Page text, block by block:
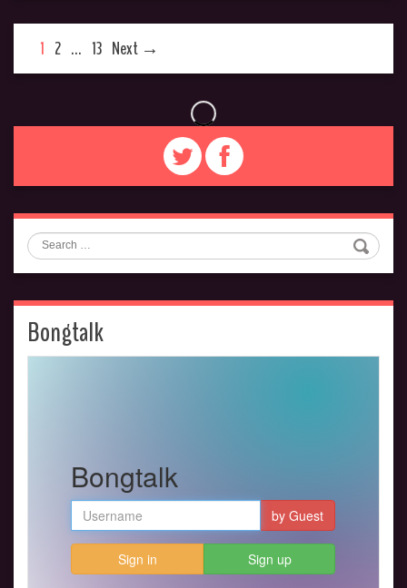
1 2 … 13 Next →
Search
Bongtalk